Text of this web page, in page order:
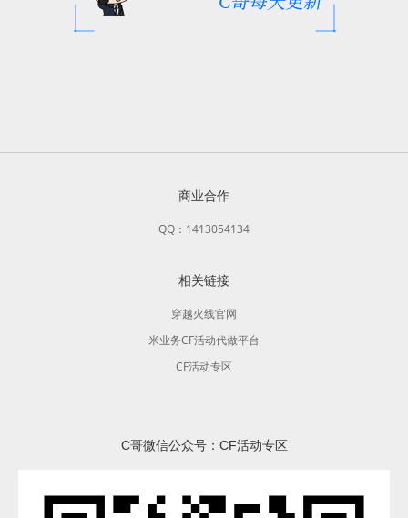
商业合作
QQ：1413054134
相关链接
穿越火线官网
米业务CF活动代做平台
CF活动专区
C哥微信公众号：CF活动专区